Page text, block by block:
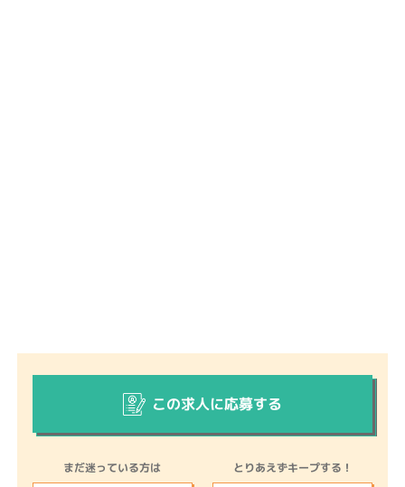
この求人に応募する
まだ迷っている方は とりあえずキープする！